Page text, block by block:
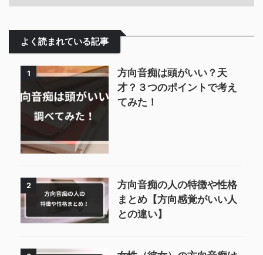
よく読まれている記事
1
方向音痴は頭がいい？天
才？３つのポイントで考え
てみた！
2
方向音痴の人の特徴や性格
まとめ【方向感覚がいい人
との違い】